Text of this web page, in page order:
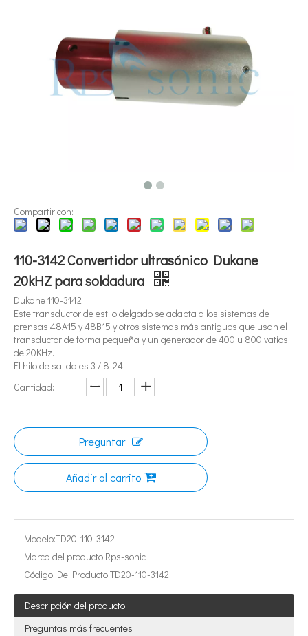
Actualmente, la investigación sobre la extracción de antioxidantes
Compartir con:
110-3142 Convertidor ultrasónico Dukane
20kHZ para soldadura
Dukane 110-3142
Este transductor de estilo delgado se adapta a los sistemas de
prensas 48A15 y 48B15 y otros sistemas más antiguos que usan el
transductor de forma pequeña y un generador de 400 u 800 vatios
de 20KHz.
El hilo de salida es 3 / 8-24.
Cantidad:
Preguntar
Añadir al carrito
Modelo:TD20-110-3142
Marca del producto:Rps-sonic
Código De Producto:TD20-110-3142
Descripción del producto
Preguntas más frecuentes